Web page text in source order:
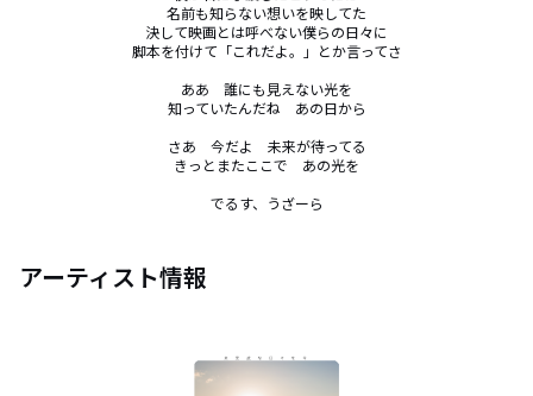
名前も知らない想いを映してた
決して映画とは呼べない僕らの日々に
脚本を付けて「これだよ。」とか言ってさ
ああ　誰にも見えない光を
知っていたんだね　あの日から
さあ　今だよ　未来が待ってる
きっとまたここで　あの光を
でるす、うざーら
アーティスト情報